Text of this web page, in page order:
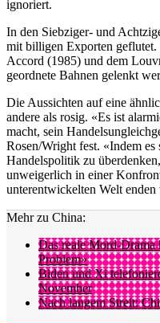
ignoriert.
In den Siebziger- und
mit billigen Exporten
Accord (1985) und dem
geordnete Bahnen gelenkt
Die Aussichten auf eine
andere als rosig. «Es ist
macht, sein
Rosen/Wright fest. «Indem
Handelspolitik zu
unweigerlich in einer
unterentwickelten Welt
Mehr zu China:
Das reale Mord-
Problem»
Biden und Xi
November
Nach langem Streit: